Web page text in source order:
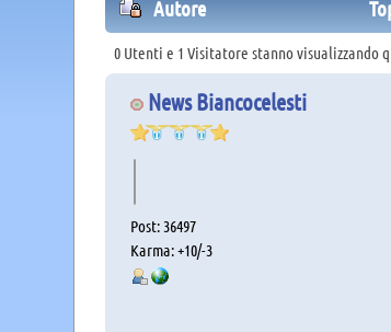
Autore
0 Utenti e 1 Visitatore stanno visualizzando
News Biancocelesti
Post: 36497
Karma: +10/-3